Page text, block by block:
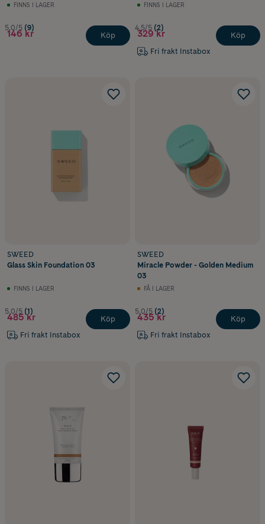
FINNS I LAGER
5.0/5 (9)
146 kr Köp
FINNS I LAGER
4.5/5 (2)
329 kr
Fri frakt Instabox
Köp
SWEED
Glass Skin Foundation 03
FINNS I LAGER
5.0/5 (1)
485 kr
Fri frakt Instabox
Köp
SWEED
Miracle Powder - Golden Medium
03
FÅ I LAGER
5.0/5 (2)
435 kr
Fri frakt Instabox
Köp